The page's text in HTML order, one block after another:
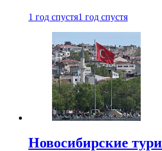
1 год спустя1 год спустя
Новосибирские